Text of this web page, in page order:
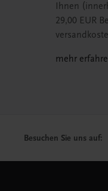
Ihnen
29,00 EUR
mehr
Besuchen Sie uns auf: